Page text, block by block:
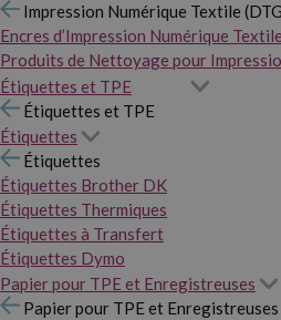
Impression Numérique Textile
Encres d’Impression Numérique Textile
Produits de Nettoyage pour
Étiquettes et TPE
Étiquettes et TPE
Étiquettes
Étiquettes
Étiquettes Brother DK
Étiquettes Thermiques
Étiquettes à Transfert
Étiquettes Dymo
Papier pour TPE et Enregistreuses
Papier pour TPE et Enregistreuses